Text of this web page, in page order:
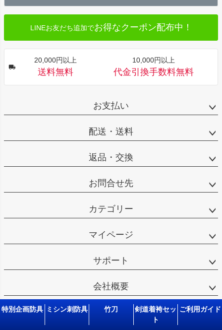
へ
LINEお友だち追加でお得なクーポン配布中！
20,000円以上
送料無料
10,000円以上
代金引換手数料無料
お支払い
配送・送料
返品・交換
お問合せ先
カテゴリー
マイページ
サポート
会社概要
特別企画防具 ミシン刺防具 竹刀
剣道着袴セッ
ト
ご利用ガイド